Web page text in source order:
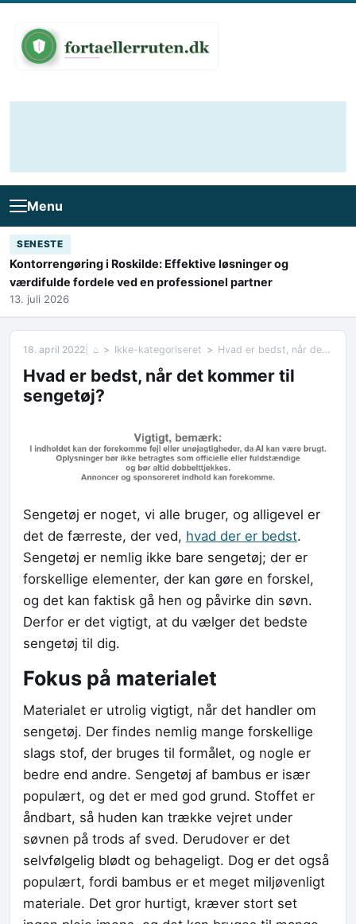
Menu
SENESTE
Kontorrengøring i Roskilde: Effektive løsninger og
værdifulde fordele ved en professionel partner
13. juli 2026
18. april 2022 ⌂ Ikke-kategoriseret Hvad er bedst, når det kommer til sengetøj?
Hvad er bedst, når det kommer til
sengetøj?
Sengetøj er noget, vi alle bruger, og alligevel er
det de færreste, der ved, hvad der er bedst.
Sengetøj er nemlig ikke bare sengetøj; der er
forskellige elementer, der kan gøre en forskel,
og det kan faktisk gå hen og påvirke din søvn.
Derfor er det vigtigt, at du vælger det bedste
sengetøj til dig.
Fokus på materialet
Materialet er utrolig vigtigt, når det handler om
sengetøj. Der findes nemlig mange forskellige
slags stof, der bruges til formålet, og nogle er
bedre end andre. Sengetøj af bambus er især
populært, og det er med god grund. Stoffet er
åndbart, så huden kan trække vejret under
søvnen på trods af sved. Derudover er det
selvfølgelig blødt og behageligt. Dog er det også
populært, fordi bambus er et meget miljøvenligt
materiale. Det gror hurtigt, kræver stort set